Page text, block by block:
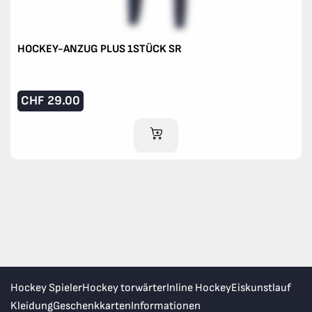
HOCKEY-ANZUG PLUS 1STÜCK SR
CHF 29.00
IM WARENKORB
Hockey SpielerHockey torwärterInline HockeyEiskunstlauf
KleidungGeschenkkartenInformationen